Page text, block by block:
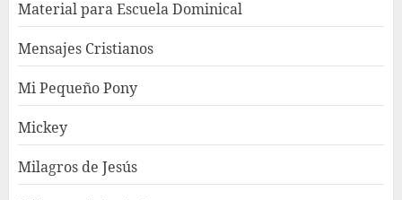
Material para Escuela Dominical
Mensajes Cristianos
Mi Pequeño Pony
Mickey
Milagros de Jesús